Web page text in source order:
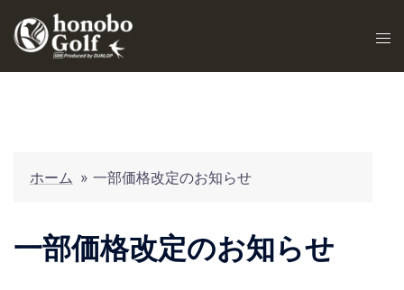
ホーム » 一部価格改定のお知らせ
一部価格改定のお知らせ